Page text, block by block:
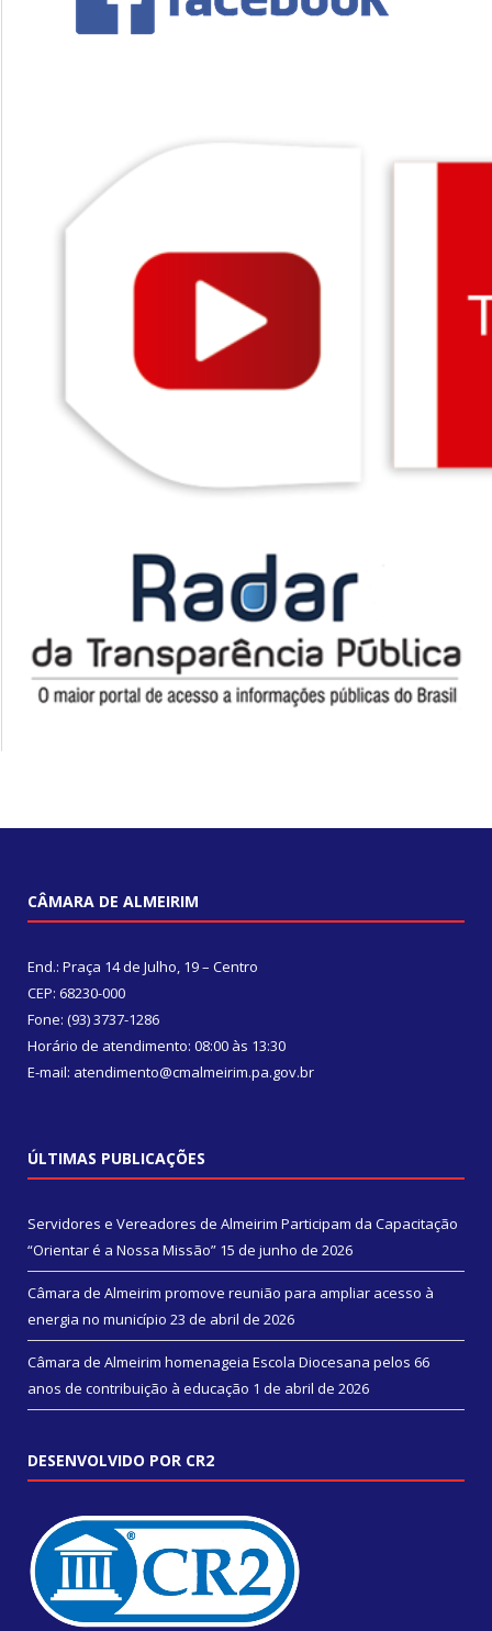
CÂMARA DE ALMEIRIM
End.: Praça 14 de Julho, 19 – Centro
CEP: 68230-000
Fone: (93) 3737-1286
Horário de atendimento: 08:00 às 13:30
E-mail: atendimento@cmalmeirim.pa.gov.br
ÚLTIMAS PUBLICAÇÕES
Servidores e Vereadores de Almeirim Participam da Capacitação
“Orientar é a Nossa Missão” 15 de junho de 2026
Câmara de Almeirim promove reunião para ampliar acesso à
energia no município 23 de abril de 2026
Câmara de Almeirim homenageia Escola Diocesana pelos 66
anos de contribuição à educação 1 de abril de 2026
DESENVOLVIDO POR CR2